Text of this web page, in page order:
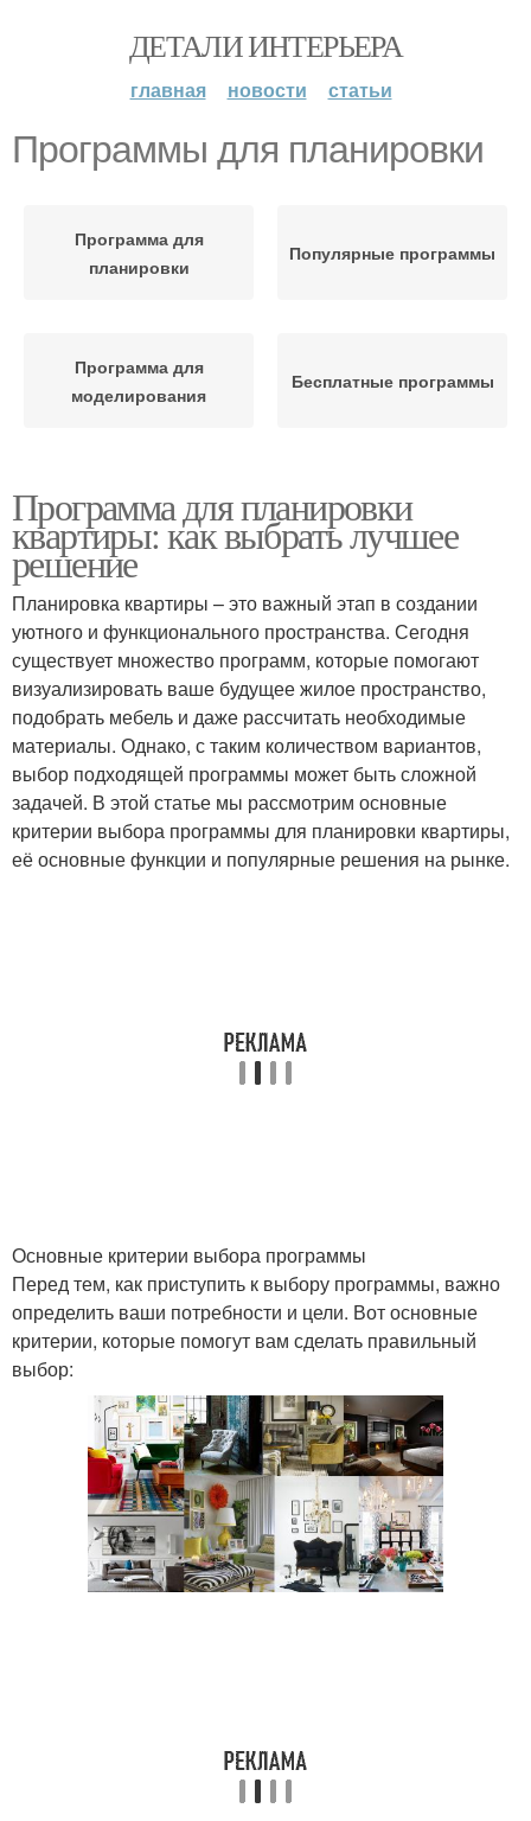
ДЕТАЛИ ИНТЕРЬЕРА
главная новости статьи
Программы для планировки
Программа для
планировки
Популярные программы
Программа для
моделирования
Бесплатные программы
Программа для планировки
квартиры: как выбрать лучшее
решение
Планировка квартиры – это важный этап в создании
уютного и функционального пространства. Сегодня
существует множество программ, которые помогают
визуализировать ваше будущее жилое пространство,
подобрать мебель и даже рассчитать необходимые
материалы. Однако, с таким количеством вариантов,
выбор подходящей программы может быть сложной
задачей. В этой статье мы рассмотрим основные
критерии выбора программы для планировки квартиры,
её основные функции и популярные решения на рынке.
Основные критерии выбора программы
Перед тем, как приступить к выбору программы, важно
определить ваши потребности и цели. Вот основные
критерии, которые помогут вам сделать правильный
выбор: